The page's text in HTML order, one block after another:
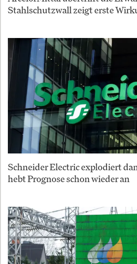
Stahlschutzwall zeigt erste
Schneider Electric explodiert
hebt Prognose schon wieder an